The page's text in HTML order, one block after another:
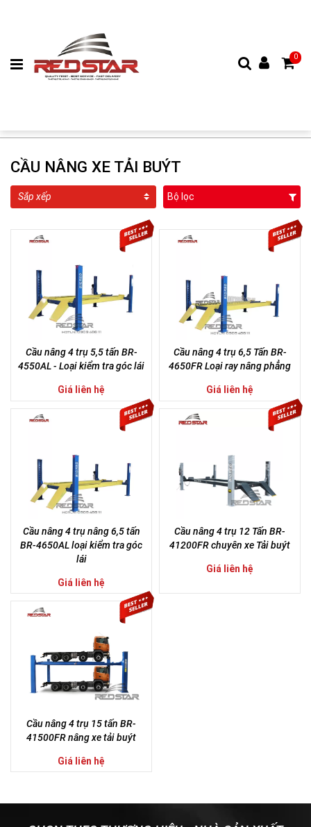
0
CẦU NÂNG XE TẢI BUÝT
Bộ lọc
Cầu nâng 4 trụ 5,5 tấn BR-
4550AL - Loại kiểm tra góc lái
Giá liên hệ
Cầu nâng 4 trụ 6,5 Tấn BR-
4650FR Loại ray nâng phẳng
Giá liên hệ
Cầu nâng 4 trụ nâng 6,5 tấn
BR-4650AL loại kiểm tra góc
lái
Giá liên hệ
Cầu nâng 4 trụ 12 Tấn BR-
41200FR chuyên xe Tải buýt
Giá liên hệ
Cầu nâng 4 trụ 15 tấn BR-
41500FR nâng xe tải buýt
Giá liên hệ